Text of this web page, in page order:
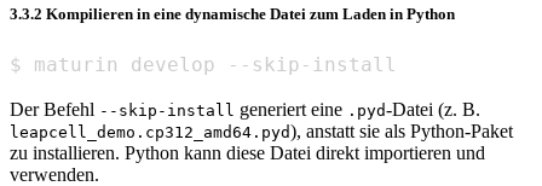
3.3.2 Kompilieren in eine dynamische Datei zum Laden in Python
$ maturin develop --skip-install
Der Befehl --skip-install generiert eine .pyd-Datei (z. B.
leapcell_demo.cp312_amd64.pyd), anstatt sie als Python-Paket
zu installieren. Python kann diese Datei direkt importieren und
verwenden.